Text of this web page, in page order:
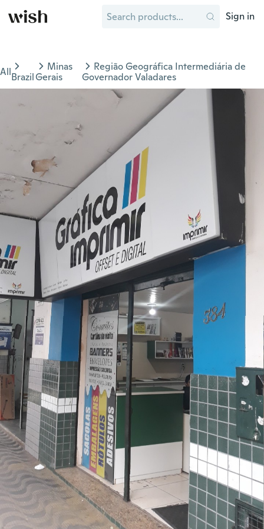
Sign in
AllBrazil
Minas
Gerais
Região Geográfica Intermediária de
Governador Valadares